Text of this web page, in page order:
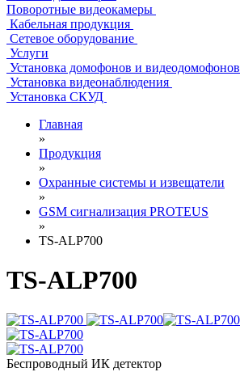
Поворотные видеокамеры
Кабельная продукция
Сетевое оборудование
Услуги
Установка домофонов и видеодомофонов
Установка видеонаблюдения
Установка СКУД
Главная
»
Продукция
»
Охранные системы и извещатели
»
GSM сигнализация PROTEUS
»
TS-ALP700
TS-ALP700
Беспроводный ИК детектор